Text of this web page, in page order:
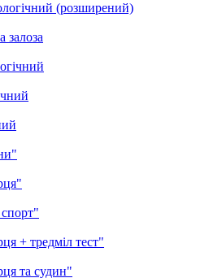
(розширений)
залоза
+ тредміл тест"
та судин"